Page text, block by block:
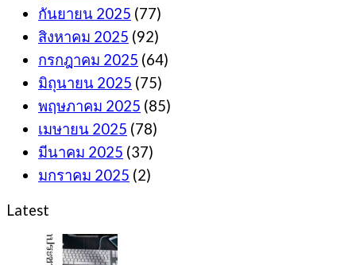
กันยายน 2025 (77)
สิงหาคม 2025 (92)
กรกฎาคม 2025 (64)
มิถุนายน 2025 (75)
พฤษภาคม 2025 (85)
เมษายน 2025 (78)
มีนาคม 2025 (37)
มกราคม 2025 (2)
Latest